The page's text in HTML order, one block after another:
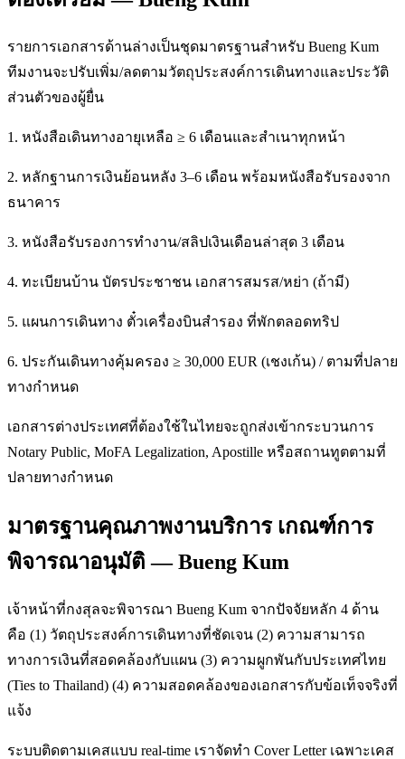
รายการเอกสารด้านล่างเป็นชุดมาตรฐานสำหรับ Bueng Kum
ทีมงานจะปรับเพิ่ม/ลดตามวัตถุประสงค์การเดินทางและประวัติ
ส่วนตัวของผู้ยื่น
1. หนังสือเดินทางอายุเหลือ ≥ 6 เดือนและสำเนาทุกหน้า
2. หลักฐานการเงินย้อนหลัง 3–6 เดือน พร้อมหนังสือรับรองจาก
ธนาคาร
3. หนังสือรับรองการทำงาน/สลิปเงินเดือนล่าสุด 3 เดือน
4. ทะเบียนบ้าน บัตรประชาชน เอกสารสมรส/หย่า (ถ้ามี)
5. แผนการเดินทาง ตั๋วเครื่องบินสำรอง ที่พักตลอดทริป
6. ประกันเดินทางคุ้มครอง ≥ 30,000 EUR (เชงเก้น) / ตามที่ปลาย
ทางกำหนด
เอกสารต่างประเทศที่ต้องใช้ในไทยจะถูกส่งเข้ากระบวนการ
Notary Public, MoFA Legalization, Apostille หรือสถานทูตตามที่
ปลายทางกำหนด
มาตรฐานคุณภาพงานบริการ เกณฑ์การ
พิจารณาอนุมัติ — Bueng Kum
เจ้าหน้าที่กงสุลจะพิจารณา Bueng Kum จากปัจจัยหลัก 4 ด้าน
คือ (1) วัตถุประสงค์การเดินทางที่ชัดเจน (2) ความสามารถ
ทางการเงินที่สอดคล้องกับแผน (3) ความผูกพันกับประเทศไทย
(Ties to Thailand) (4) ความสอดคล้องของเอกสารกับข้อเท็จจริงที่
แจ้ง
ระบบติดตามเคสแบบ real-time เราจัดทำ Cover Letter เฉพาะเคส